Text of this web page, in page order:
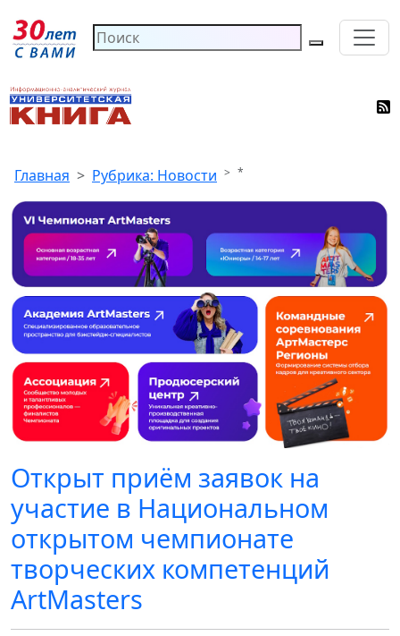
Главная Рубрика: Новости *
Открыт приём заявок на
участие в Национальном
открытом чемпионате
творческих компетенций
ArtMasters